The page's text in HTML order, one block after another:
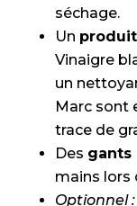
séchage.
Un
Vinaigre
un
Marc sont
trace de
Des gants
mains lors
Optionnel :